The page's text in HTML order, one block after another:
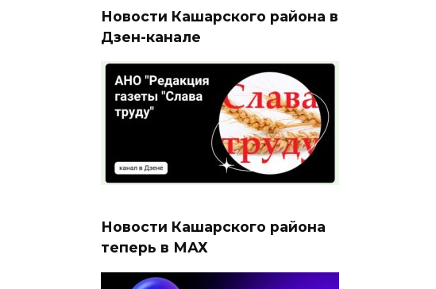
Новости Кашарского района в
Дзен-канале
Новости Кашарского района
теперь в МАХ